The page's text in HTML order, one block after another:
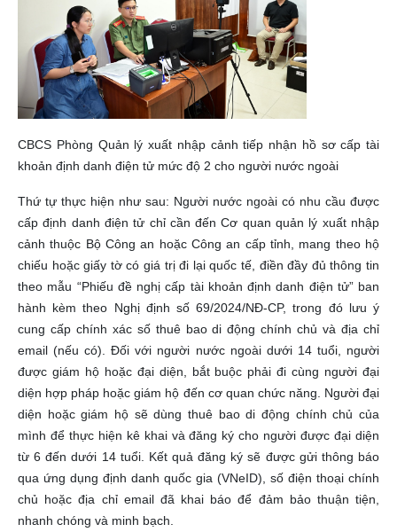
CBCS Phòng Quản lý xuất nhập cảnh tiếp nhận hồ sơ cấp tài
khoản định danh điện tử mức độ 2 cho người nước ngoài
Thứ tự thực hiện như sau: Người nước ngoài có nhu cầu được
cấp định danh điện tử chỉ cần đến Cơ quan quản lý xuất nhập
cảnh thuộc Bộ Công an hoặc Công an cấp tỉnh, mang theo hộ
chiếu hoặc giấy tờ có giá trị đi lại quốc tế, điền đầy đủ thông tin
theo mẫu “Phiếu đề nghị cấp tài khoản định danh điện tử” ban
hành kèm theo Nghị định số 69/2024/NĐ-CP, trong đó lưu ý
cung cấp chính xác số thuê bao di động chính chủ và địa chỉ
email (nếu có). Đối với người nước ngoài dưới 14 tuổi, người
được giám hộ hoặc đại diện, bắt buộc phải đi cùng người đại
diện hợp pháp hoặc giám hộ đến cơ quan chức năng. Người đại
diện hoặc giám hộ sẽ dùng thuê bao di động chính chủ của
mình để thực hiện kê khai và đăng ký cho người được đại diện
từ 6 đến dưới 14 tuổi. Kết quả đăng ký sẽ được gửi thông báo
qua ứng dụng định danh quốc gia (VNeID), số điện thoại chính
chủ hoặc địa chỉ email đã khai báo để đảm bảo thuận tiện,
nhanh chóng và minh bạch.